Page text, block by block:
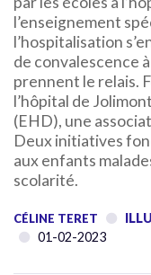
l’enseignement
l’hospitalisation
de convalescence
prennent le relais.
l’hôpital de
(EHD), une
Deux initiatives
aux enfants
scolarité.
CÉLINE TERET
01-02-2023